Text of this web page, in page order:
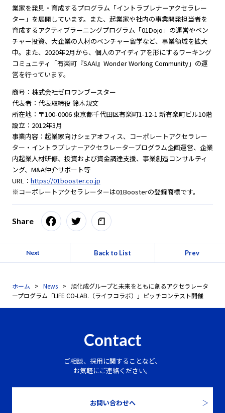
業家を発見・育成するプログラム「イントラプレナーアクセラレー
ター」を展開しています。また、起業家や社内の事業開発担当者を
育成するアクティブラーニングプログラム「01Dojo」の運営やベン
チャー投資、大企業の人材のベンチャー留学など、事業領域を拡大
中。また、2020年2月から、個人のアイディアを形にするワーキング
コミュニティ「有楽町『SAAI』Wonder Working Community」の運
営を行っています。
商号：株式会社ゼロワンブースター
代表者：代表取締役 鈴木規文
所在地：〒100-0006 東京都千代田区有楽町1-12-1 新有楽町ビル10階
設立：2012年3月
事業内容：起業家向けシェアオフィス、コーポレートアクセラレー
ター・イントラプレナーアクセラレータープログラム企画運営、企業
内起業人材研修、投資および資金調達支援、事業創造コンサルティ
ング、M&A仲介サポート等
URL： https://01booster.co.jp
※コーポレートアクセラレーターは01Boosterの登録商標です。
Share
Next Back to List Prev
ホーム News
旭化成グループと未来をともに創るアクセラレータ
ープログラム「LIFE CO-LAB.（ライフコラボ）」ピッチコンテスト開催
Contact
ご相談、採用に関することなど、
お気軽にご連絡ください。
お問い合わせへ